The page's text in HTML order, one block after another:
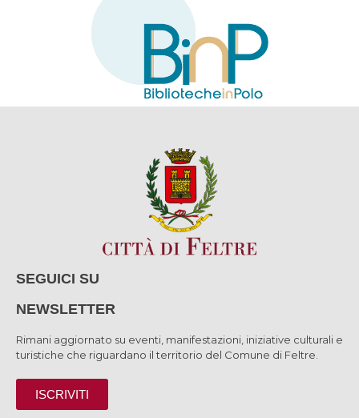
SEGUICI SU
NEWSLETTER
Rimani aggiornato su eventi, manifestazioni, iniziative culturali e
turistiche che riguardano il territorio del Comune di Feltre.
ISCRIVITI